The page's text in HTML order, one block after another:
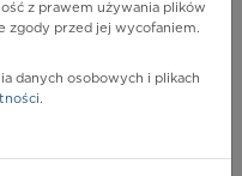
z prawem używania plików
zgody przed jej wycofaniem.
danych osobowych i plikach
.